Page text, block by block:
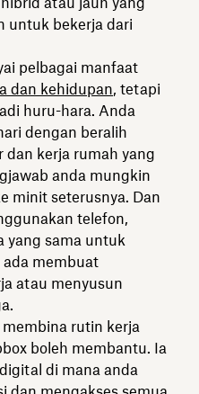
untuk bekerja dari
pelbagai manfaat
dan kehidupan, tetapi
huru-hara. Anda
dengan beralih
dan kerja rumah yang
anda mungkin
minit seterusnya. Dan
telefon,
yang sama untuk
ada membuat
atau menyusun
rutin kerja
boleh membantu. Ia
di mana anda